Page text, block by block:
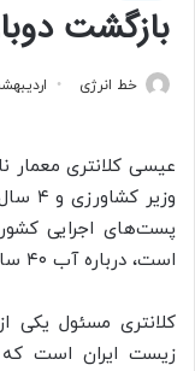
بازگشت
خط انرژی اردیبهشت 23,
پست‌های اجرایی
است، درباره آب ۴۰ سال به بیراهه رفته‌ایم.
کلانتری مسئول یکی
زیست ایران است که